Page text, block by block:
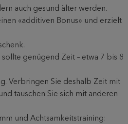
auch gesund älter werden.
«additiven Bonus» und erzielt
genügend Zeit – etwa 7 bis 8
Verbringen Sie deshalb Zeit mit
tauschen Sie sich mit anderen
und Achtsamkeitstraining: